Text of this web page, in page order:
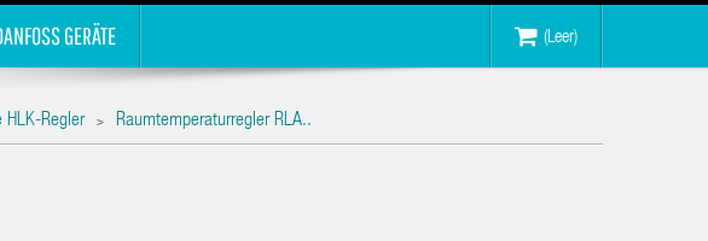
(Leer)
GERÄTE
HLK-Regler > Raumtemperaturregler RLA..